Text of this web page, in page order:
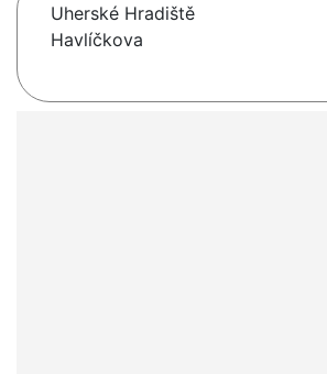
Uherské Hradiště
Havlíčkova